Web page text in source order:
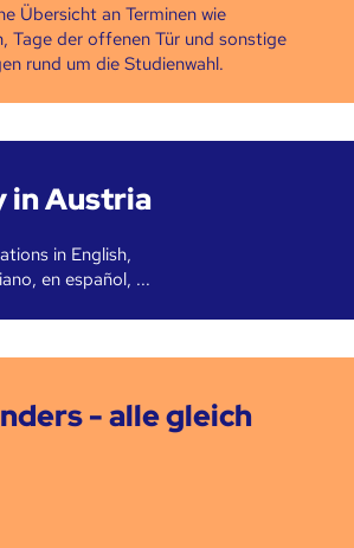
Übersicht an Terminen wie
Tage der offenen Tür und sonstige
rund um die Studienwahl.
in Austria
in English,
en español, ...
- alle gleich